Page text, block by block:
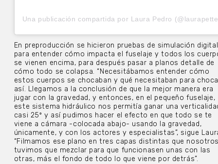
Una publicación compartida por Laura Pedro
En preproducción se hicieron pruebas de simulación digital
para entender cómo impacta el fuselaje y todos los
se vienen encima, para después pasar a planos detalle de
cómo todo se colapsa. “Necesitábamos entender cómo
estos cuerpos se chocaban y qué necesitaban para
así. Llegamos a la conclusión de que la mejor manera era
jugar con la gravedad, y entonces, en el pequeño fuselaje,
este sistema hidráulico nos permitía ganar una
casi 25º y así pudimos hacer el efecto en que todo se te
viene a cámara -colocada abajo- usando la gravedad,
únicamente, y con los actores y especialistas”, sigue
“Filmamos ese plano en tres capas distintas que
tuvimos que mezclar para que funcionasen unas con las
otras, más el fondo de todo lo que viene por detrás”.